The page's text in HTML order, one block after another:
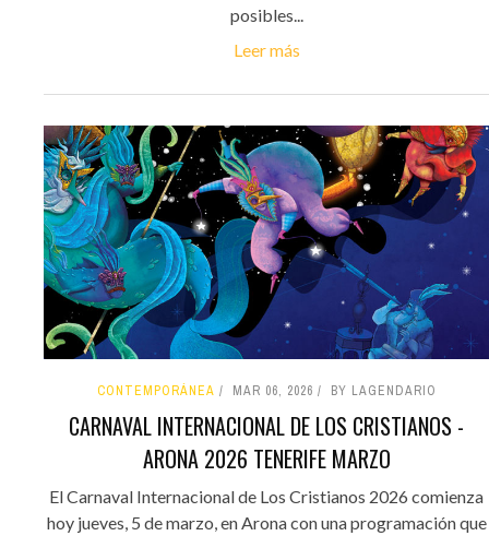
posibles...
Leer más
CONTEMPORÁNEA MAR 06, 2026 BY LAGENDARIO
CARNAVAL INTERNACIONAL DE LOS CRISTIANOS -
ARONA 2026 TENERIFE MARZO
El Carnaval Internacional de Los Cristianos 2026 comienza
hoy jueves, 5 de marzo, en Arona con una programación que